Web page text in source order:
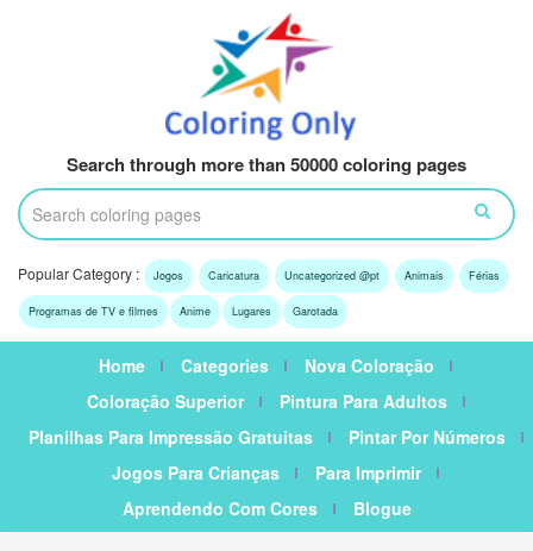
Search through more than 50000 coloring pages
Popular Category : Jogos Caricatura Uncategorized @pt Animais Férias
Programas de TV e filmes Anime Lugares Garotada
Home Categories
Nova Coloração
Coloração Superior
Pintura Para Adultos
Planilhas Para Impressão Gratuitas
Pintar Por Números
Jogos Para Crianças
Para Imprimir
Aprendendo Com Cores
Blogue